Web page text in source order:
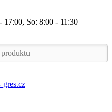
17:00, So: 8:00 - 11:30